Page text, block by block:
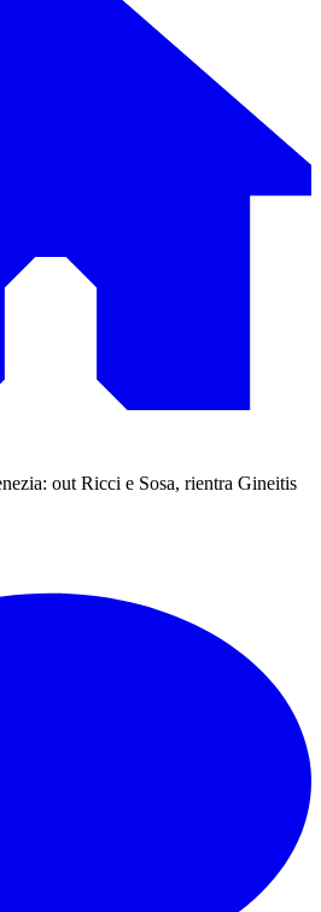
out Ricci e Sosa, rientra Gineitis